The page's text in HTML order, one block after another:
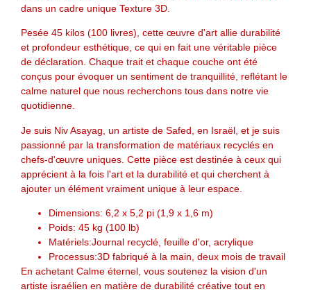
dans un cadre unique Texture 3D
Pesée 45 kilos (100 livres), cette œuvre d'art allie durabilité
et profondeur esthétique, ce qui en fait une véritable pièce
de déclaration. Chaque trait et chaque couche ont été
conçus pour évoquer un sentiment de tranquillité, reflétant le
calme naturel que nous recherchons tous dans notre vie
quotidienne.
Je suis Niv Asayag , un artiste de Safed, en Israël, et je suis
passionné par la transformation de matériaux recyclés en
chefs-d'œuvre uniques. Cette pièce est destinée à ceux qui
apprécient à la fois l'art et la durabilité et qui cherchent à
ajouter un élément vraiment unique à leur espace.
Dimensions: 6,2 x 5,2 pi (1,9 x 1,6 m)
Poids: 45 kg (100 lb)
Matériels:Journal recyclé, feuille d'or, acrylique
Processus:3D fabriqué à la main, deux mois de travail
En achetant Calme éternel , vous soutenez la vision d'un
artiste israélien en matière de durabilité créative tout en